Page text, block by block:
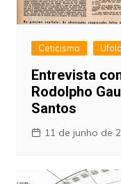
Ceticismo
Entrevista
Rodolpho
Santos
11 de junho de